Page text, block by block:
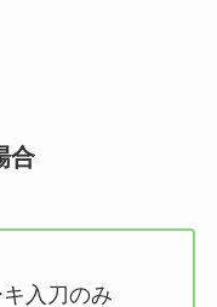
合
入刀のみ